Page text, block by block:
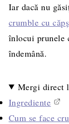
Iar dacă nu
crumble cu
înlocui prunele
îndemână.
Mergi direct
Ingrediente
Cum se face